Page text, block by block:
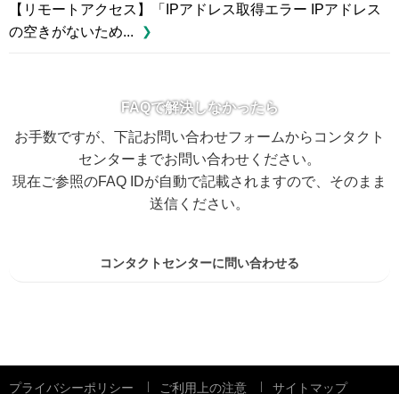
【リモートアクセス】「IPアドレス取得エラー IPアドレス
の空きがないため...
FAQで解決しなかったら
お手数ですが、下記お問い合わせフォームからコンタクト
センターまでお問い合わせください。
現在ご参照のFAQ IDが自動で記載されますので、そのまま
送信ください。
コンタクトセンターに問い合わせる
プライバシーポリシー ご利用上の注意 サイトマップ